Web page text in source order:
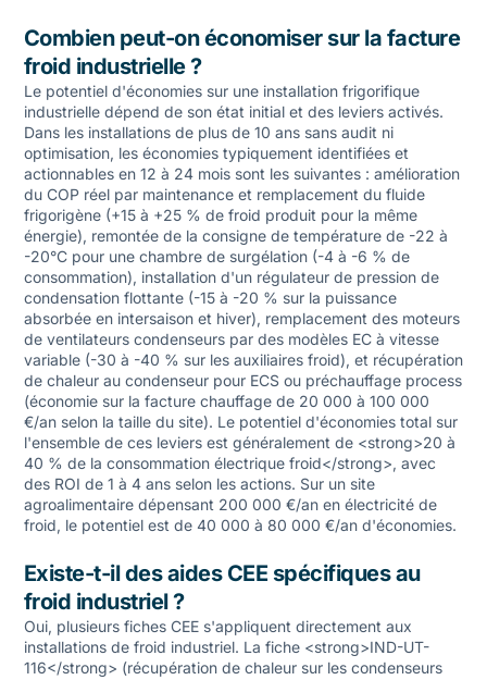
Combien peut-on économiser sur la facture
froid industrielle ?
Le potentiel d'économies sur une installation frigorifique
industrielle dépend de son état initial et des leviers activés.
Dans les installations de plus de 10 ans sans audit ni
optimisation, les économies typiquement identifiées et
actionnables en 12 à 24 mois sont les suivantes : amélioration
du COP réel par maintenance et remplacement du fluide
frigorigène (+15 à +25 % de froid produit pour la même
énergie), remontée de la consigne de température de -22 à
-20°C pour une chambre de surgélation (-4 à -6 % de
consommation), installation d'un régulateur de pression de
condensation flottante (-15 à -20 % sur la puissance
absorbée en intersaison et hiver), remplacement des moteurs
de ventilateurs condenseurs par des modèles EC à vitesse
variable (-30 à -40 % sur les auxiliaires froid), et récupération
de chaleur au condenseur pour ECS ou préchauffage process
(économie sur la facture chauffage de 20 000 à 100 000
€/an selon la taille du site). Le potentiel d'économies total sur
l'ensemble de ces leviers est généralement de <strong>20 à
40 % de la consommation électrique froid</strong>, avec
des ROI de 1 à 4 ans selon les actions. Sur un site
agroalimentaire dépensant 200 000 €/an en électricité de
froid, le potentiel est de 40 000 à 80 000 €/an d'économies.
Existe-t-il des aides CEE spécifiques au
froid industriel ?
Oui, plusieurs fiches CEE s'appliquent directement aux
installations de froid industriel. La fiche <strong>IND-UT-
116</strong> (récupération de chaleur sur les condenseurs